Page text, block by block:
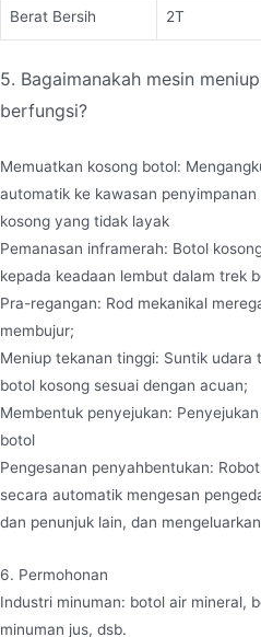
Berat Bersih 2T
5. Bagaimanakah mesin
berfungsi?
Memuatkan kosong botol:
automatik ke kawasan
kosong yang tidak layak
Pemanasan inframerah: Botol
kepada keadaan lembut dalam trek
Pra-regangan: Rod mekanikal
membujur;
Meniup tekanan tinggi: Suntik udara
botol kosong sesuai dengan acuan;
Membentuk penyejukan:
botol
Pengesanan penyahbentukan:
secara automatik mengesan
dan penunjuk lain, dan
6. Permohonan
Industri minuman: botol air mineral,
minuman jus, dsb.